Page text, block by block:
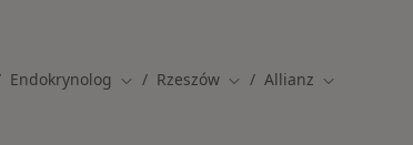
Endokrynolog Zmień miasto
Rzeszów Zmień miasto
Allianz Zmień miasto